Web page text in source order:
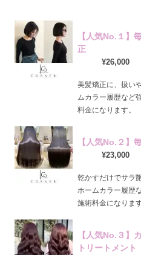
【人気No.１】
正
¥26,000
美髪矯正に、扱い
ムカラー履歴など
料金になります。
【人気No.２】
¥23,000
乾かすだけでサラ
ホームカラー履歴
施術料金になります
【人気No.３】
トリートメント